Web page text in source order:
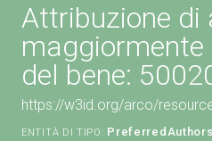
Attribuzione di
del bene:
https://w3id.org/arco/
ENTITÀ DI TIPO: